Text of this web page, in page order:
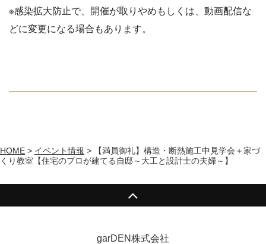
※感染拡大防止で、開催が取りやめもしくは、動画配信な
どに変更になる場合もあります。
HOME > イベント情報 >
【満員御礼】構造・断熱施工中見学会＋家づ
くり教室【住宅のプロが建てる自邸～大工と設計士の夫婦～】
garDEN株式会社